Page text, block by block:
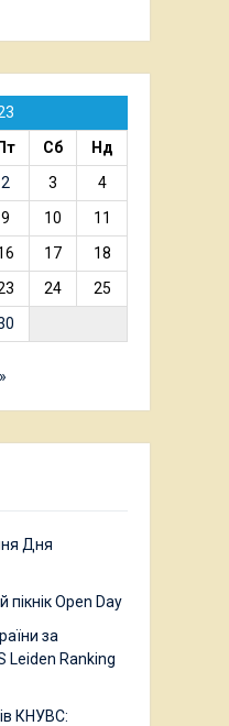
Пт Сб
Нд
2 3
4
9 10
11
17
18
24
25
Дня
пікнік Open Day
за
Leiden Ranking
КНУВС: